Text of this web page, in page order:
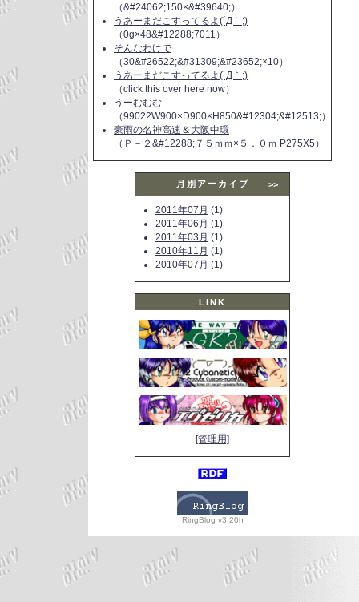
（&#24062;150×&#39640;）
うあーまだこすってるよ(´Д｀;)
（0g×48&#12288;7011）
そんなわけで
（30&#26522;&#31309;&#23652;×10）
うあーまだこすってるよ(´Д｀;)
（click this over here now）
うーむむむ
（99022W900×D900×H850&#12304;&#12513;）
豪雨の名神高速＆大阪中環
（Ｐ－２&#12288;７５ｍｍ×５．０ｍ P275X5）
月別アーカイブ >>
2011年07月 (1)
2011年06月 (1)
2011年03月 (1)
2010年11月 (1)
2010年07月 (1)
LINK
[管理用]
RingBlog v3.20h